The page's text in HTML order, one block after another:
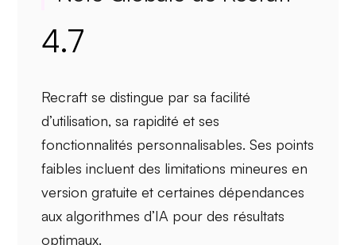
4.7
Recraft se distingue par safacilité
d’utilisation, sa rapidité et ses
fonctionnalités personnalisables. Ses points
faibles incluent des limitations mineures en
version gratuite et certaines dépendances
aux algorithmes d’IA pour des résultats
optimaux.